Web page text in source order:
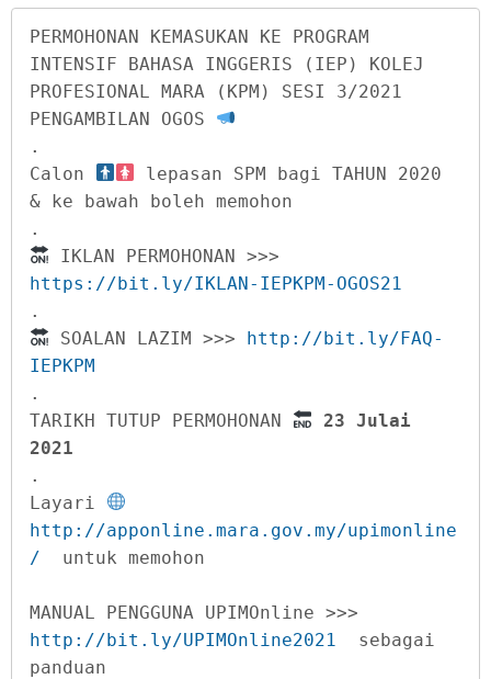
PERMOHONAN KEMASUKAN KE PROGRAM
INTENSIF BAHASA INGGERIS (IEP) KOLEJ
PROFESIONAL MARA (KPM) SESI 3/2021
PENGAMBILAN OGOS
.
Calon
lepasan SPM bagi TAHUN 2020
& ke bawah boleh memohon
https://bit.ly/IKLAN-IEPKPM-OGOS21
SOALAN LAZIM >>> http://bit.ly/FAQ-
IEPKPM
.
TARIKH TUTUP PERMOHONAN
23 Julai
2021
.
Layari
http://apponline.mara.gov.my/upimonline
/
  untuk memohon
http://bit.ly/UPIMOnline2021
  sebagai
panduan